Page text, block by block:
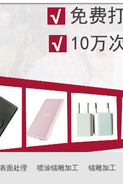
面处理 喷涂镭雕加工 镭雕加工